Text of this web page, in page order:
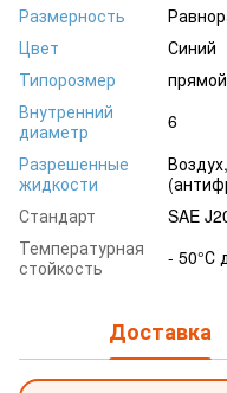
Размерность
Цвет
Синий
Типорозмер
прямой
Внутренний
диаметр
6
Разрешенные
жидкости
Стандарт
SAE
Температурная
стойкость
- 50°С
Доставка